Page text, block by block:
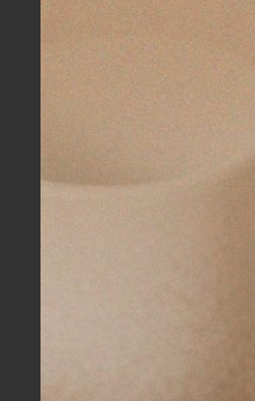
Eu recomendo esse
Pote De
Conjunto
Eu recomendo